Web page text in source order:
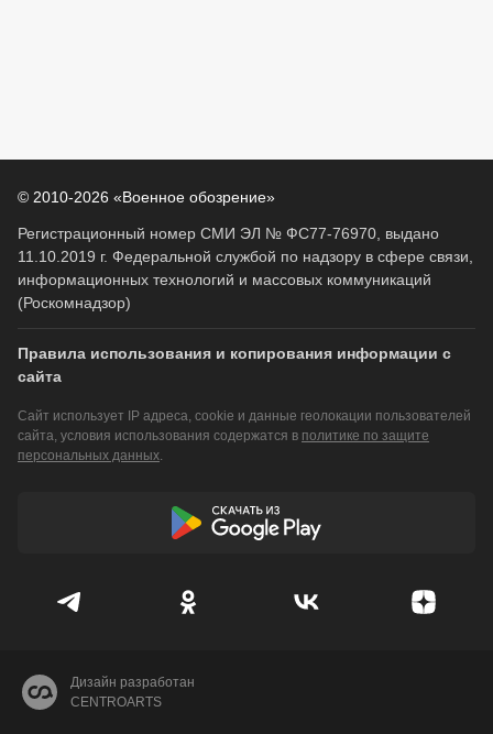
© 2010-2026 «Военное обозрение»
Регистрационный номер СМИ ЭЛ № ФС77-76970, выдано
11.10.2019 г. Федеральной службой по надзору в сфере связи,
информационных технологий и массовых коммуникаций
(Роскомнадзор)
Правила использования и копирования информации с
сайта
Сайт использует IP адреса, cookie и данные геолокации пользователей
сайта, условия использования содержатся в политике по защите
персональных данных.
Дизайн разработан
CENTROARTS